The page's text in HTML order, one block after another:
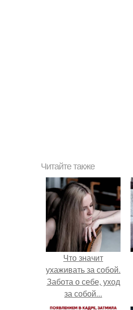
Читайте также
Что значит
ухаживать за собой.
Забота о себе, уход
за собой...